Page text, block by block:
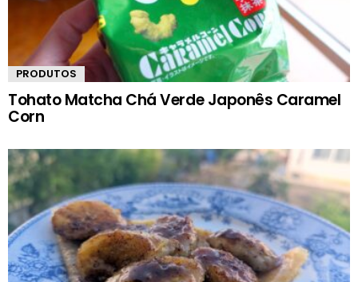
PRODUTOS
Tohato Matcha Chá Verde Japonês Caramel
Corn